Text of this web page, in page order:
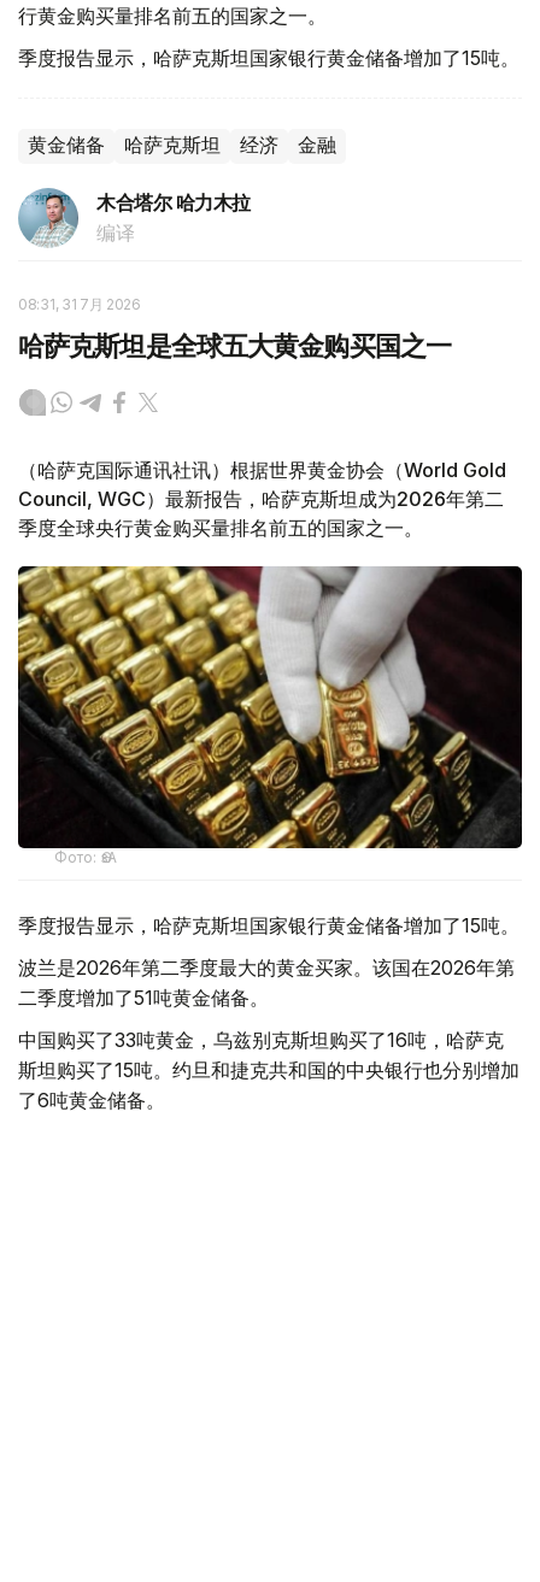
行黄金购买量排名前五的国家之一。
季度报告显示，哈萨克斯坦国家银行黄金储备增加了15吨。
黄金储备 哈萨克斯坦 经济 金融
木合塔尔 哈力木拉
编译
08:31, 31 7月 2026
哈萨克斯坦是全球五大黄金购买国之一
（哈萨克国际通讯社讯）根据世界黄金协会（World Gold
Council, WGC）最新报告，哈萨克斯坦成为2026年第二
季度全球央行黄金购买量排名前五的国家之一。
Фото: ӨзА
季度报告显示，哈萨克斯坦国家银行黄金储备增加了15吨。
波兰是2026年第二季度最大的黄金买家。该国在2026年第
二季度增加了51吨黄金储备。
中国购买了33吨黄金，乌兹别克斯坦购买了16吨，哈萨克
斯坦购买了15吨。约旦和捷克共和国的中央银行也分别增加
了6吨黄金储备。